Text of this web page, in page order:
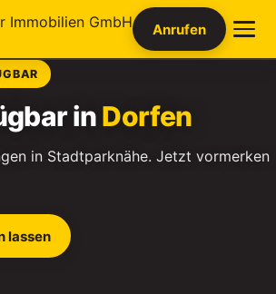
Anrufen
inDorfen
in Stadtparknähe. Jetzt vormerken
lassen